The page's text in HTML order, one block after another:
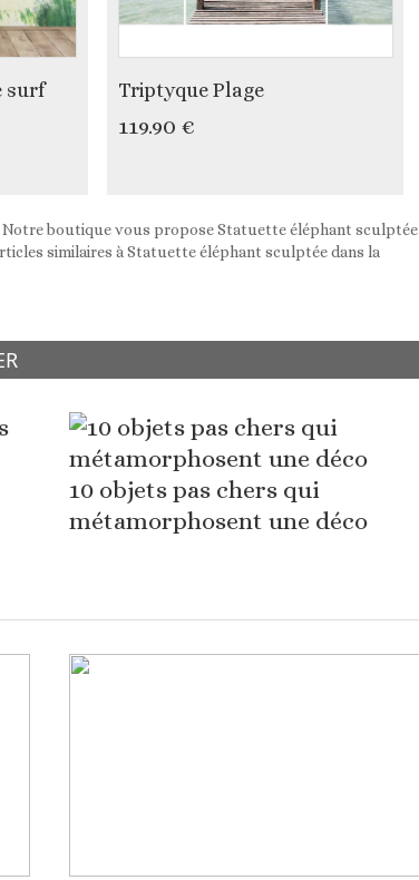
surf
Triptyque Plage
119.90 €
boutique vous propose Statuette éléphant sculptée
similaires à Statuette éléphant sculptée dans la
10 objets pas chers qui
métamorphosent une déco